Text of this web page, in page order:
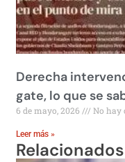
Derecha
gate, lo que se
6 de mayo, 2026 No hay
Leer más »
Relacionados